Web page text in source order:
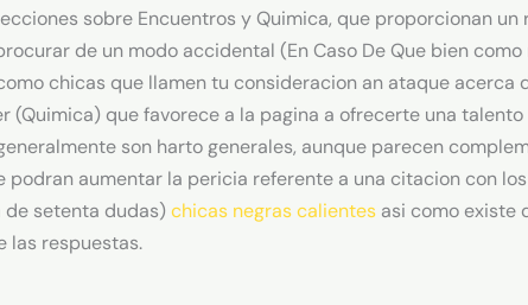
sobre Encuentros y Quimica, que proporcionan
de un modo accidental (En Caso De Que bien
chicas que llamen tu consideracion an ataque acerca
(Quimica) que favorece a la pagina a ofrecerte una
son harto generales, aunque parecen
aumentar la pericia referente a una citacion con
setenta dudas) chicas negras calientesasi­ como existe
las respuestas.